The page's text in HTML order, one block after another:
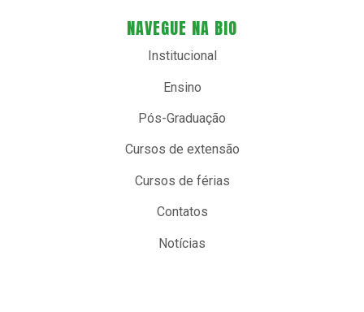
NAVEGUE NA BIO
Institucional
Ensino
Pós-Graduação
Cursos de extensão
Cursos de férias
Contatos
Notícias